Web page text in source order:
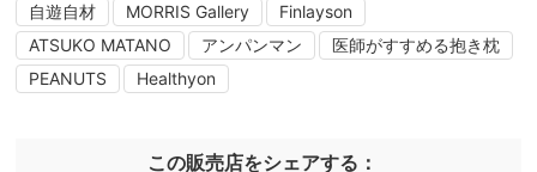
自遊自材 MORRIS Gallery
Finlayson
ATSUKO MATANO
アンパンマン
医師がすすめる抱き枕
PEANUTS
Healthyon
この販売店をシェアする：